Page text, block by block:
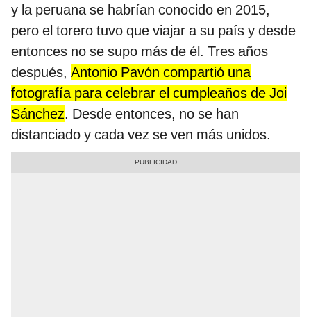
y la peruana se habrían conocido en 2015,
pero el torero tuvo que viajar a su país y desde
entonces no se supo más de él. Tres años
después, Antonio Pavón compartió una
fotografía para celebrar el cumpleaños de Joi
Sánchez. Desde entonces, no se han
distanciado y cada vez se ven más unidos.